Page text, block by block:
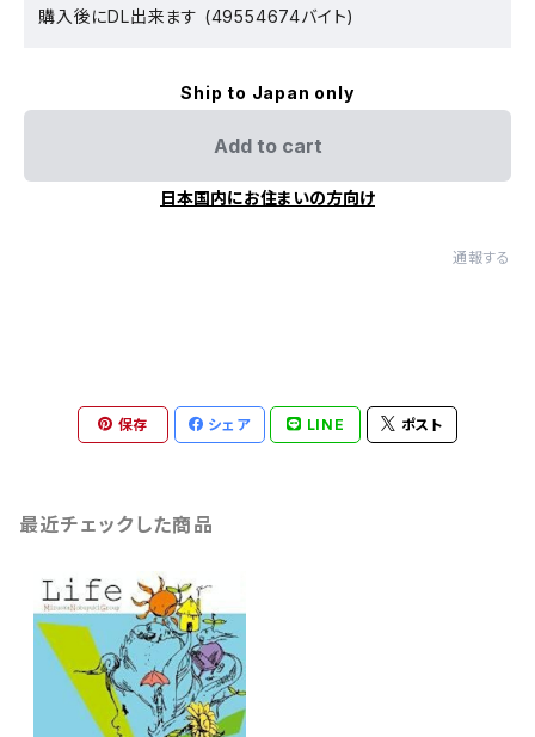
購入後にDL出来ます (49554674バイト)
Ship to Japan only
Add to cart
日本国内にお住まいの方向け
通報する
保存 シェア LINE ポスト
最近チェックした商品